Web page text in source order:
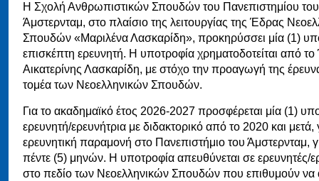
Η Σχολή Ανθρωπιστικών Σπουδών του Πανεπιστημίου του
Άμστερνταμ, στο πλαίσιο της λειτουργίας της Έδρας
Σπουδών «Μαριλένα Λασκαρίδη», προκηρύσσει μία (1)
επισκέπτη ερευνητή. Η υποτροφία χρηματοδοτείται από το
Αικατερίνης Λασκαρίδη, με στόχο την προαγωγή της
τομέα των Νεοελληνικών Σπουδών.
Για το ακαδημαϊκό έτος 2026-2027 προσφέρεται μία (1)
ερευνητή/ερευνήτρια με διδακτορικό από το 2020 και μετά,
ερευνητική παραμονή στο Πανεπιστήμιο του Άμστερνταμ,
πέντε (5) μηνών. Η υποτροφία απευθύνεται σε ερευνητές/
στο πεδίο των Νεοελληνικών Σπουδών που επιθυμούν να